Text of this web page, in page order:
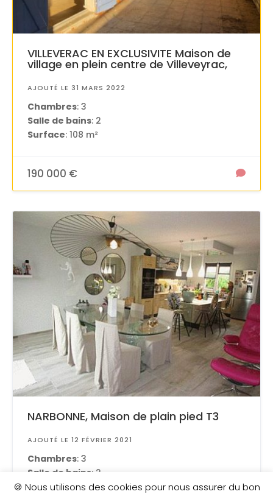
VILLEVERAC EN EXCLUSIVITE Maison de
village en plein centre de Villeveyrac,
AJOUTÉ LE 31 MARS 2022
Chambres: 3
Salle de bains: 2
Surface: 108 m²
190 000 €
NARBONNE, Maison de plain pied T3
AJOUTÉ LE 12 FÉVRIER 2021
Chambres: 3
Salle de bains: 2
Surface: 80 m²
🍪 Nous utilisons des cookies pour nous assurer du bon